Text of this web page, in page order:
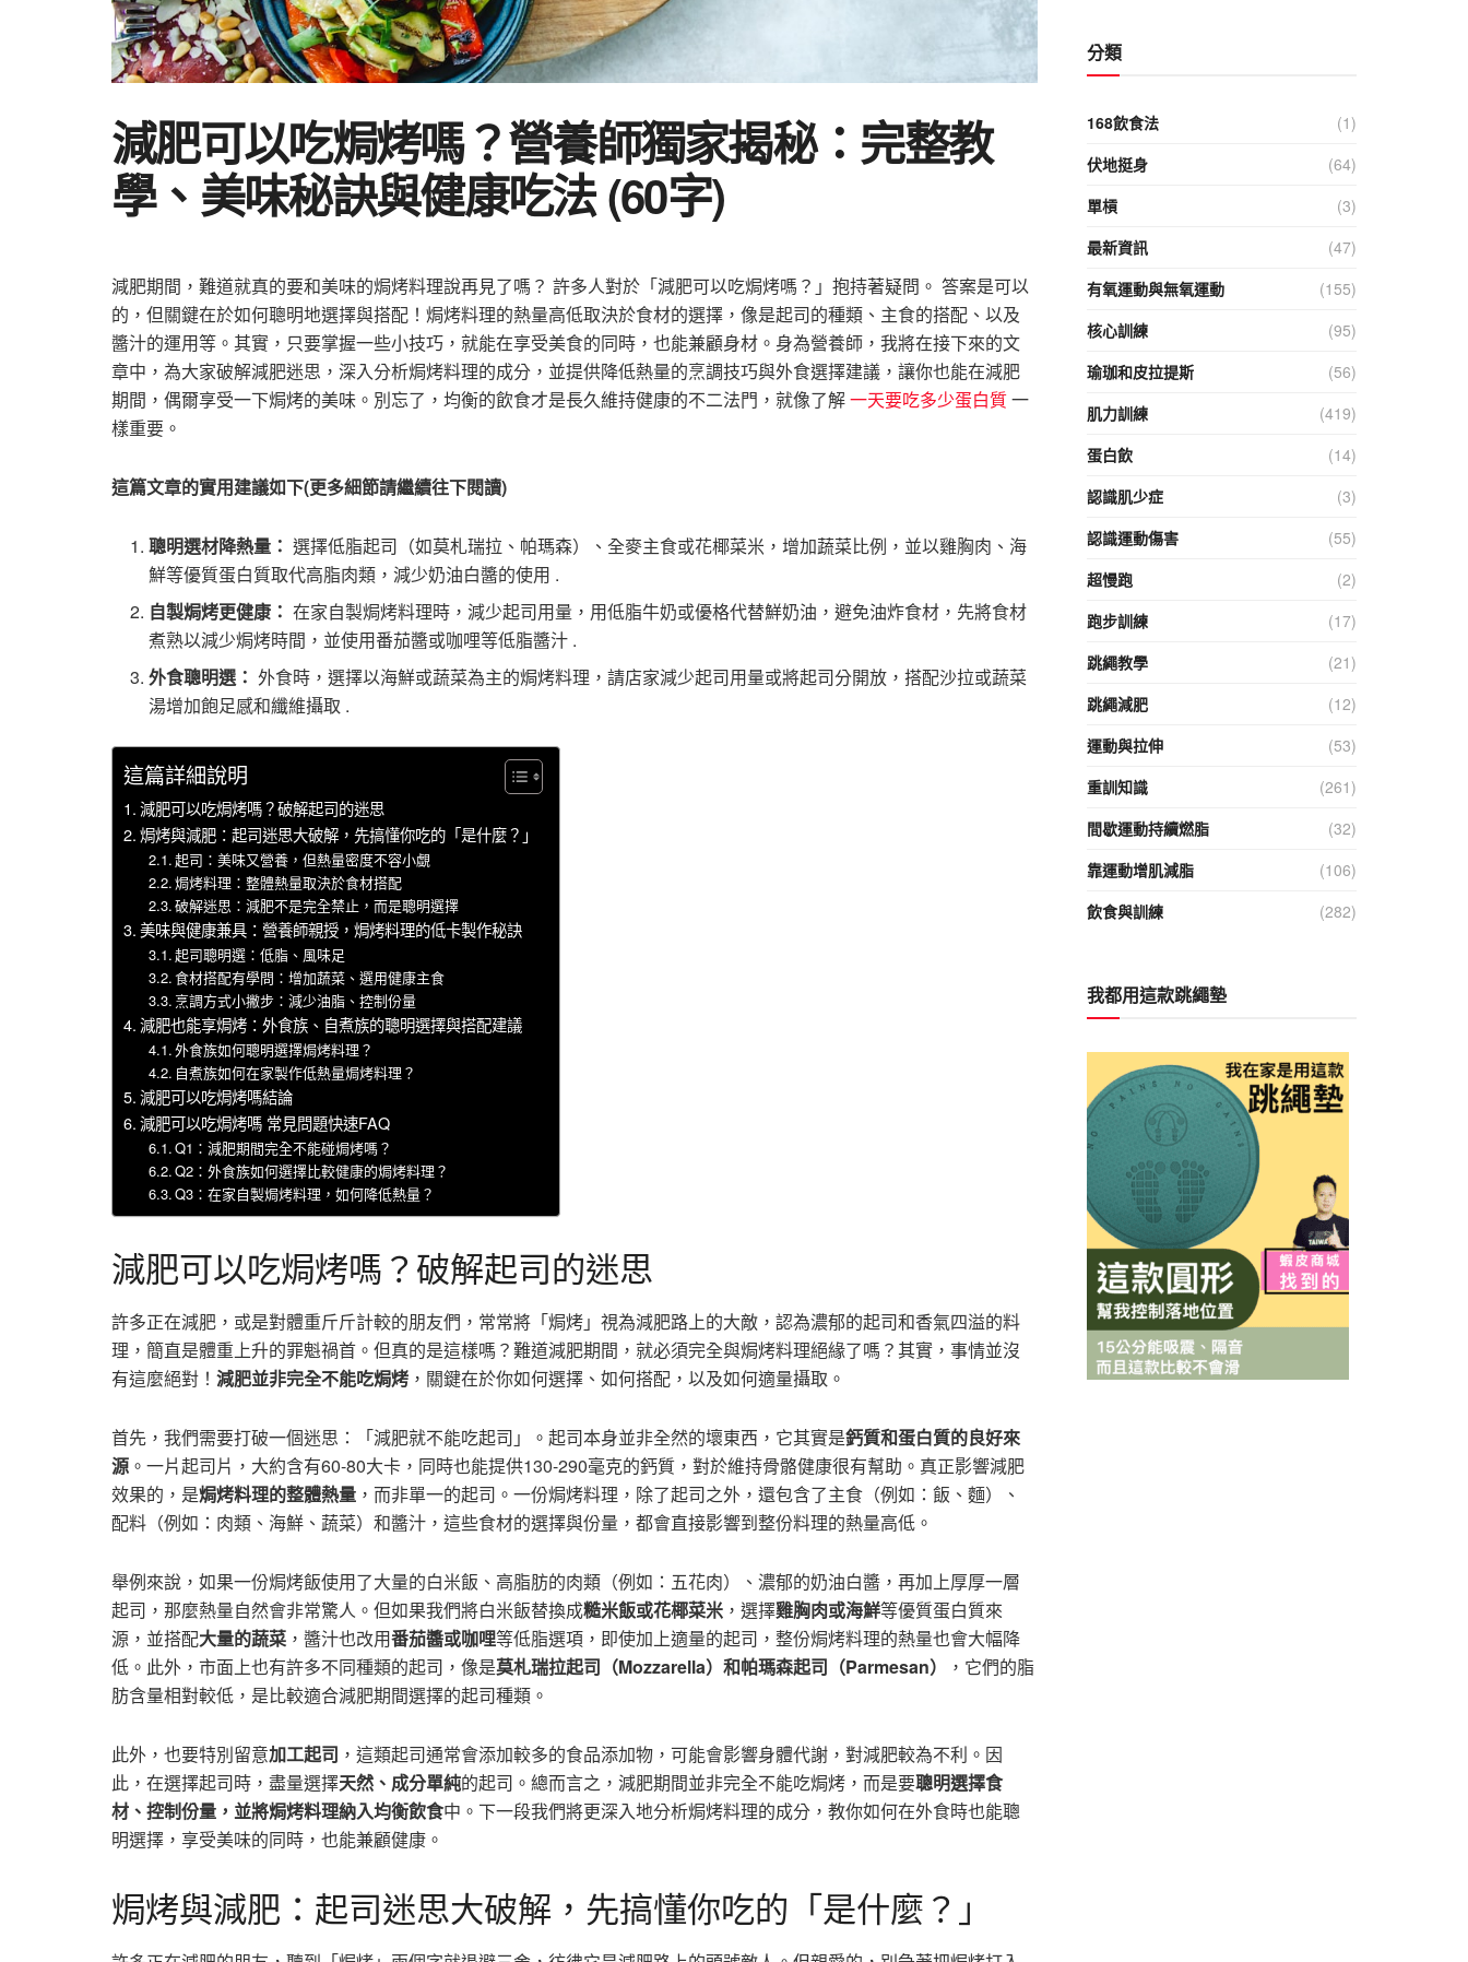
減肥可以吃焗烤嗎？營養師獨家揭秘：完整教
學、美味秘訣與健康吃法 (60字)
減肥期間，難道就真的要和美味的焗烤料理說再見了嗎？ 許多人對於「減肥可以吃焗烤嗎？」抱持著疑問。 答案是可以
的，但關鍵在於如何聰明地選擇與搭配！焗烤料理的熱量高低取決於食材的選擇，像是起司的種類、主食的搭配、以及
醬汁的運用等。其實，只要掌握一些小技巧，就能在享受美食的同時，也能兼顧身材。身為營養師，我將在接下來的文
章中，為大家破解減肥迷思，深入分析焗烤料理的成分，並提供降低熱量的烹調技巧與外食選擇建議，讓你也能在減肥
期間，偶爾享受一下焗烤的美味。別忘了，均衡的飲食才是長久維持健康的不二法門，就像了解一天要吃多少蛋白質一
樣重要。
這篇文章的實用建議如下(更多細節請繼續往下閱讀)
聰明選材降熱量： 選擇低脂起司（如莫札瑞拉、帕瑪森）、全麥主食或花椰菜米，增加蔬菜比例，並以雞胸肉、海
鮮等優質蛋白質取代高脂肉類，減少奶油白醬的使用 .
自製焗烤更健康： 在家自製焗烤料理時，減少起司用量，用低脂牛奶或優格代替鮮奶油，避免油炸食材，先將食材
煮熟以減少焗烤時間，並使用番茄醬或咖哩等低脂醬汁 .
外食聰明選： 外食時，選擇以海鮮或蔬菜為主的焗烤料理，請店家減少起司用量或將起司分開放，搭配沙拉或蔬菜
湯增加飽足感和纖維攝取 .
這篇詳細說明
減肥可以吃焗烤嗎？破解起司的迷思
焗烤與減肥：起司迷思大破解，先搞懂你吃的「是什麼？」
起司：美味又營養，但熱量密度不容小覷
焗烤料理：整體熱量取決於食材搭配
破解迷思：減肥不是完全禁止，而是聰明選擇
美味與健康兼具：營養師親授，焗烤料理的低卡製作秘訣
起司聰明選：低脂、風味足
食材搭配有學問：增加蔬菜、選用健康主食
烹調方式小撇步：減少油脂、控制份量
減肥也能享焗烤：外食族、自煮族的聰明選擇與搭配建議
外食族如何聰明選擇焗烤料理？
自煮族如何在家製作低熱量焗烤料理？
減肥可以吃焗烤嗎結論
減肥可以吃焗烤嗎 常見問題快速FAQ
Q1：減肥期間完全不能碰焗烤嗎？
Q2：外食族如何選擇比較健康的焗烤料理？
Q3：在家自製焗烤料理，如何降低熱量？
減肥可以吃焗烤嗎？破解起司的迷思
許多正在減肥，或是對體重斤斤計較的朋友們，常常將「焗烤」視為減肥路上的大敵，認為濃郁的起司和香氣四溢的料
理，簡直是體重上升的罪魁禍首。但真的是這樣嗎？難道減肥期間，就必須完全與焗烤料理絕緣了嗎？其實，事情並沒
有這麼絕對！ 減肥並非完全不能吃焗烤 ，關鍵在於你如何選擇、如何搭配，以及如何適量攝取。
首先，我們需要打破一個迷思：「減肥就不能吃起司」。起司本身並非全然的壞東西，它其實是鈣質和蛋白質的良好來
源 。一片起司片，大約含有60-80大卡，同時也能提供130-290毫克的鈣質，對於維持骨骼健康很有幫助。真正影響減肥
效果的，是焗烤料理的整體熱量 ，而非單一的起司。一份焗烤料理，除了起司之外，還包含了主食（例如：飯、麵）、
配料（例如：肉類、海鮮、蔬菜）和醬汁，這些食材的選擇與份量，都會直接影響到整份料理的熱量高低。
舉例來說，如果一份焗烤飯使用了大量的白米飯、高脂肪的肉類（例如：五花肉）、濃郁的奶油白醬，再加上厚厚一層
起司，那麼熱量自然會非常驚人。但如果我們將白米飯替換成糙米飯或花椰菜米 ，選擇雞胸肉或海鮮等優質蛋白質來
源，並搭配大量的蔬菜 ，醬汁也改用番茄醬或咖哩等低脂選項，即使加上適量的起司，整份焗烤料理的熱量也會大幅降
低。此外，市面上也有許多不同種類的起司，像是莫札瑞拉起司（Mozzarella）和帕瑪森起司（Parmesan）
，它們的脂
肪含量相對較低，是比較適合減肥期間選擇的起司種類。
此外，也要特別留意加工起司 ，這類起司通常會添加較多的食品添加物，可能會影響身體代謝，對減肥較為不利。因
此，在選擇起司時，盡量選擇天然、成分單純的起司。總而言之，減肥期間並非完全不能吃焗烤，而是要聰明選擇食
材、控制份量，並將焗烤料理納入均衡飲食中。下一段我們將更深入地分析焗烤料理的成分，教你如何在外食時也能聰
明選擇，享受美味的同時，也能兼顧健康。
焗烤與減肥：起司迷思大破解，先搞懂你吃的「是什麼？」
分類
168飲食法
(1)
伏地挺身
(64)
單槓
(3)
最新資訊
(47)
有氧運動與無氧運動
(155)
核心訓練
(95)
瑜珈和皮拉提斯
(56)
肌力訓練
(419)
蛋白飲
(14)
認識肌少症
(3)
認識運動傷害
(55)
超慢跑
(2)
跑步訓練
(17)
跳繩教學
(21)
跳繩減肥
(12)
運動與拉伸
(53)
重訓知識
(261)
間歇運動持續燃脂
(32)
靠運動增肌減脂
(106)
飲食與訓練
(282)
我都用這款跳繩墊